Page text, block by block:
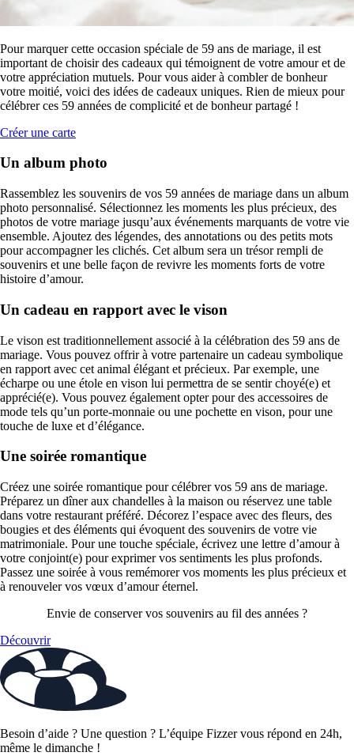
Pour marquer cette occasion spéciale de 59 ans de mariage, il est
important de choisir des cadeaux qui témoignent de votre amour et de
votre appréciation mutuels. Pour vous aider à combler de bonheur
votre moitié, voici des idées de cadeaux uniques. Rien de mieux pour
célébrer ces 59 années de complicité et de bonheur partagé !
Créer une carte
Un album photo
Rassemblez les souvenirs de vos 59 années de mariage dans un album
photo personnalisé. Sélectionnez les moments les plus précieux, des
photos de votre mariage jusqu’aux événements marquants de votre vie
ensemble. Ajoutez des légendes, des annotations ou des petits mots
pour accompagner les clichés. Cet album sera un trésor rempli de
souvenirs et une belle façon de revivre les moments forts de votre
histoire d’amour.
Un cadeau en rapport avec le vison
Le vison est traditionnellement associé à la célébration des 59 ans de
mariage. Vous pouvez offrir à votre partenaire un cadeau symbolique
en rapport avec cet animal élégant et précieux. Par exemple, une
écharpe ou une étole en vison lui permettra de se sentir choyé(e) et
apprécié(e). Vous pouvez également opter pour des accessoires de
mode tels qu’un porte-monnaie ou une pochette en vison, pour une
touche de luxe et d’élégance.
Une soirée romantique
Créez une soirée romantique pour célébrer vos 59 ans de mariage.
Préparez un dîner aux chandelles à la maison ou réservez une table
dans votre restaurant préféré. Décorez l’espace avec des fleurs, des
bougies et des éléments qui évoquent des souvenirs de votre vie
matrimoniale. Pour une touche spéciale, écrivez une lettre d’amour à
votre conjoint(e) pour exprimer vos sentiments les plus profonds.
Passez une soirée à vous remémorer vos moments les plus précieux et
à renouveler vos vœux d’amour éternel.
Envie de conserver vos souvenirs au fil des années ?
Découvrir
Besoin d’aide ? Une question ? L’équipe Fizzer vous répond en 24h,
même le dimanche !